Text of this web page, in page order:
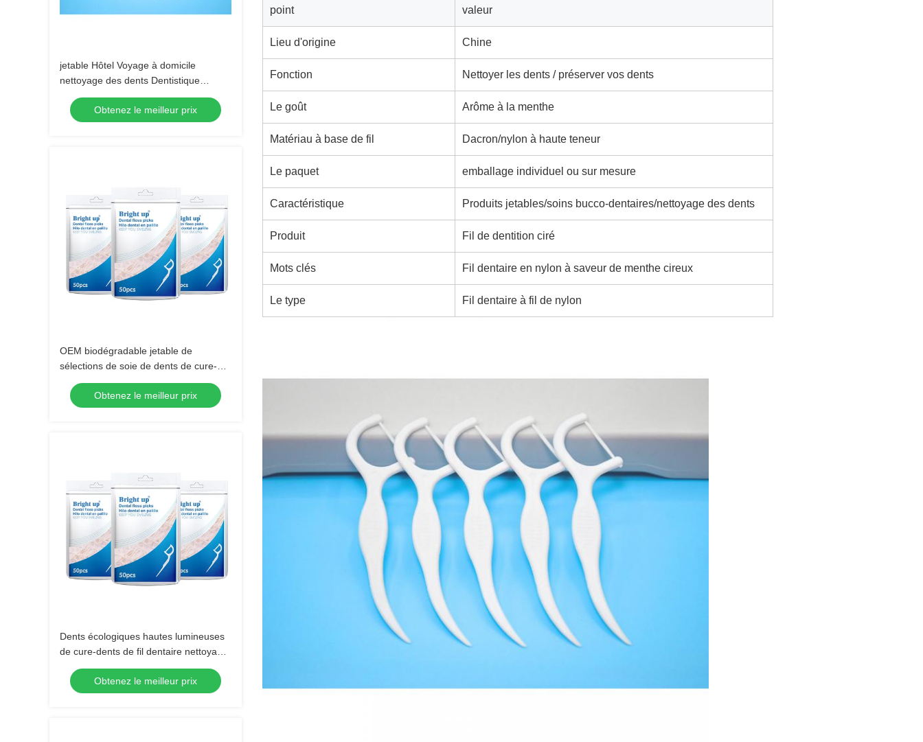
jetable Hôtel Voyage à domicile
nettoyage des dents Dentistique
Dentiste Dentiste Dentiste Dentiste
Dentiste Dentiste Dentiste
Obtenez le meilleur prix
OEM biodégradable jetable de
sélections de soie de dents de cure-
dents propre de fil dentaire
Obtenez le meilleur prix
Dents écologiques hautes lumineuses
de cure-dents de fil dentaire nettoyant
le label adapté aux besoins du client
par FlosserObtenez le meilleur prix
point valeur
Lieu d'origine Chine
Fonction Nettoyer les dents / préserver vos dents
Le goût Arôme à la menthe
Matériau à base de fil Dacron/nylon à haute teneur
Le paquet emballage individuel ou sur mesure
Caractéristique Produits jetables/soins bucco-dentaires/nettoyage des dents
Produit Fil de dentition ciré
Mots clés Fil dentaire en nylon à saveur de menthe cireux
Le type Fil dentaire à fil de nylon